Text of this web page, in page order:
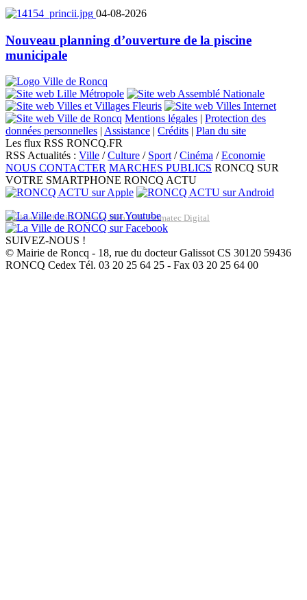
04-08-2026
Nouveau planning d’ouverture de la piscine
municipale
Mentions légales | Protection des
données personnelles | Assistance | Crédits | Plan du site
Les flux RSS RONCQ.FR
RSS Actualités : Ville /Culture / Sport/Cinéma /Economie
NOUS CONTACTER MARCHES PUBLICS RONCQ SUR
VOTRE SMARTPHONE RONCQ ACTU
Réalisation du site: Agence Web Lille Promatec Digital
SUIVEZ-NOUS !
© Mairie de Roncq - 18, rue du docteur Galissot CS 30120 59436
RONCQ Cedex Tél. 03 20 25 64 25 - Fax 03 20 25 64 00